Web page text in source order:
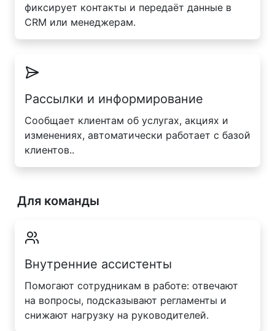
фиксирует контакты и передаёт данные в
CRM или менеджерам.
Рассылки и информирование
Сообщает клиентам об услугах, акциях и
изменениях, автоматически работает с базой
клиентов..
Для команды
Внутренние ассистенты
Помогают сотрудникам в работе: отвечают
на вопросы, подсказывают регламенты и
снижают нагрузку на руководителей.